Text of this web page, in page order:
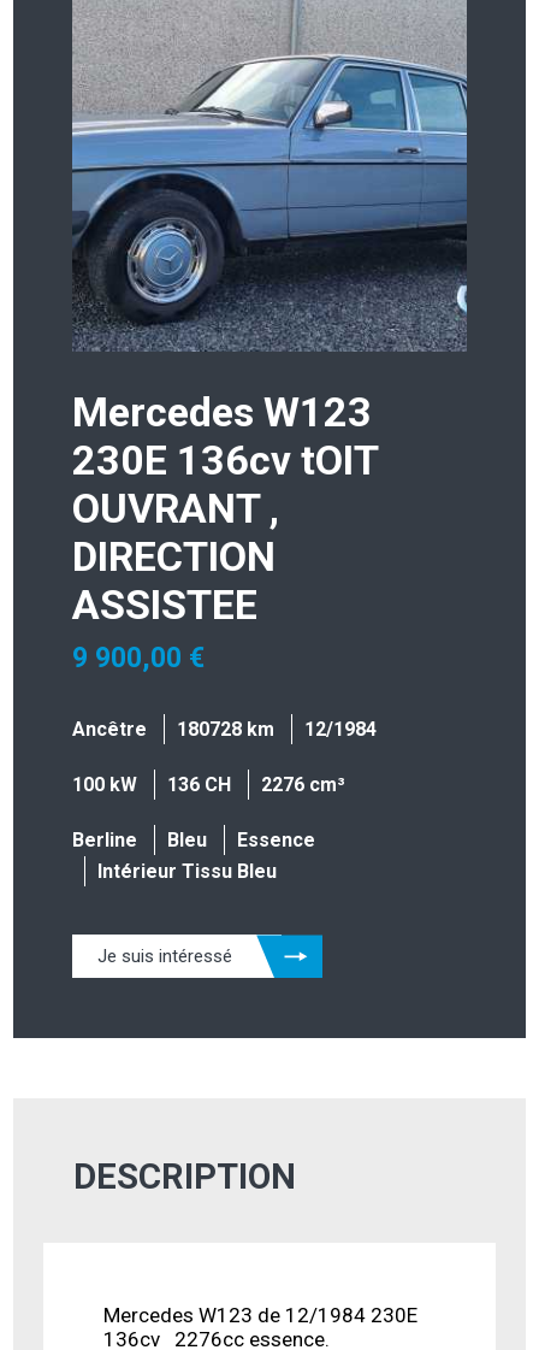
Mercedes W123
230E 136cv tOIT
OUVRANT ,
DIRECTION
ASSISTEE
9 900,00 €
Ancêtre 180728 km 12/1984
100 kW 136 CH 2276 cm³
Berline Bleu
Essence
Intérieur Tissu Bleu
Je suis intéressé
DESCRIPTION
Mercedes W123 de 12/1984 230E
136cv 2276cc essence.